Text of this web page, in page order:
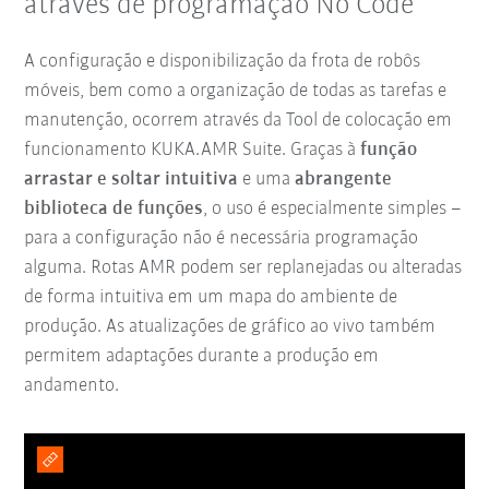
A configuração e disponibilização da frota de robôs
móveis, bem como a organização de todas as tarefas e
manutenção, ocorrem através da Tool de colocação em
funcionamento KUKA.AMR Suite. Graças à função
arrastar e soltar intuitiva e uma abrangente
biblioteca de funções, o uso é especialmente simples –
para a configuração não é necessária programação
alguma. Rotas AMR podem ser replanejadas ou alteradas
de forma intuitiva em um mapa do ambiente de
produção. As atualizações de gráfico ao vivo também
permitem adaptações durante a produção em
andamento.